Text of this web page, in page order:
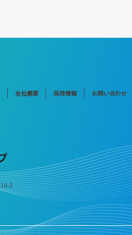
会社概要 採用情報 お問い合わせ
2